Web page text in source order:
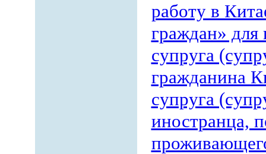
работу в
граждан» для
супруга
гражданина
супруга
иностранца,